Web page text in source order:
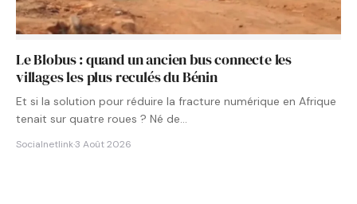
Le Blobus : quand un ancien bus connecte les
villages les plus reculés du Bénin
Et si la solution pour réduire la fracture numérique en Afrique
tenait sur quatre roues ? Né de…
Socialnetlink·3 Août 2026